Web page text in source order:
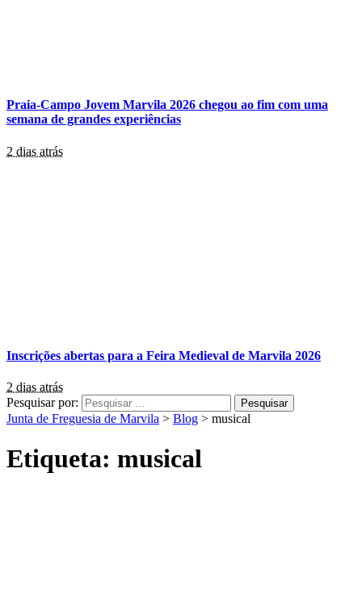
Praia-Campo Jovem Marvila 2026 chegou ao fim com uma
semana de grandes experiências
2 dias atrás
Inscrições abertas para a Feira Medieval de Marvila 2026
2 dias atrás
Pesquisar por:
Junta de Freguesia de Marvila > Blog > musical
Etiqueta: musical